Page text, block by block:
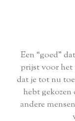
Een “goed”
prijst voor het
dat je tot nu
hebt
andere